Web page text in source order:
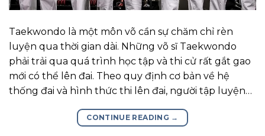
Taekwondo là một môn võ cần sự chăm chỉ rèn
luyện qua thời gian dài. Những võ sĩ Taekwondo
phải trải qua quá trình học tập và thi cử rất gắt gao
mới có thể lên đai. Theo quy định cơ bản về hệ
thống đai và hình thức thi lên đai, người tập luyện…
CONTINUE READING →